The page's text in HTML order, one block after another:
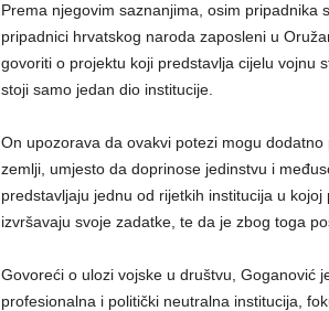
Prema njegovim saznanjima, osim pripadnika
pripadnici hrvatskog naroda zaposleni u
govoriti o projektu koji predstavlja cijelu vojnu
stoji samo jedan dio institucije.
On upozorava da ovakvi potezi mogu
zemlji, umjesto da doprinose jedinstvu i
predstavljaju jednu od rijetkih institucija u
izvršavaju svoje zadatke, te da je zbog toga
Govoreći o ulozi vojske u društvu, Goganović
profesionalna i politički neutralna institucija,